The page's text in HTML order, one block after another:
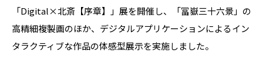
「Digital×北斎【序章】」展を開催し、「冨嶽三十六景」の
高精細複製画のほか、デジタルアプリケーションによるイン
タラクティブな作品の体感型展示を実施しました。